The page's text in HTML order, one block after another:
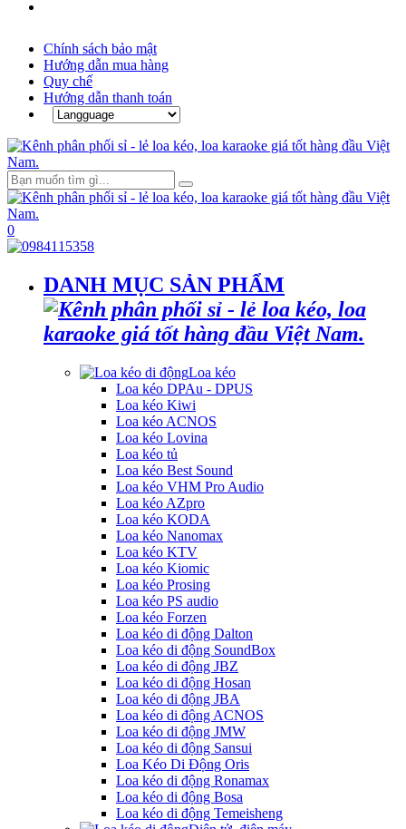
Chính sách bảo mật
Hướng dẫn mua hàng
Quy chế
Hướng dẫn thanh toán
0
DANH MỤC SẢN PHẨM
Loa kéo
Loa kéo DPAu - DPUS
Loa kéo Kiwi
Loa kéo ACNOS
Loa kéo Lovina
Loa kéo tủ
Loa kéo Best Sound
Loa kéo VHM Pro Audio
Loa kéo AZpro
Loa kéo KODA
Loa kéo Nanomax
Loa kéo KTV
Loa kéo Kiomic
Loa kéo Prosing
Loa kéo PS audio
Loa kéo Forzen
Loa kéo di động Dalton
Loa kéo di động SoundBox
Loa kéo di động JBZ
Loa kéo di động Hosan
Loa kéo di động JBA
Loa kéo di động ACNOS
Loa kéo di động JMW
Loa kéo di động Sansui
Loa Kéo Di Động Oris
Loa kéo di động Ronamax
Loa kéo di động Bosa
Loa kéo di động Temeisheng